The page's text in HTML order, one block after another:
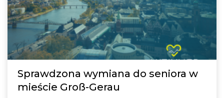
Sprawdzona wymiana do seniora w
mieście Groß-Gerau